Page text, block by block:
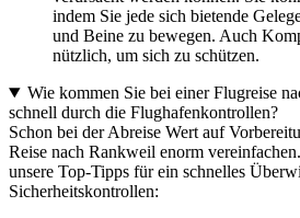
indem Sie jede sich bietende
und Beine zu bewegen. Auch
nützlich, um sich zu schützen.
Wie kommen Sie bei einer Flugreise
schnell durch die Flughafenkontrollen?
Schon bei der Abreise Wert auf
Reise nach Rankweil enorm
unsere Top-Tipps für ein schnelles
Sicherheitskontrollen: